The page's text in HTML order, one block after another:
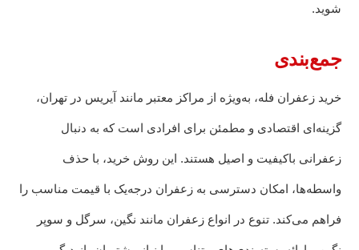
شوید.
جمع‌بندی
خرید زعفران فله، به‌ویژه از مراکز معتبر مانند آیریس در تهران،
گزینه‌ای اقتصادی و مطمئن برای افرادی است که به دنبال
زعفرانی باکیفیت و اصیل هستند. این روش خرید، با حذف
واسطه‌ها، امکان دسترسی به زعفران درجه‌یک با قیمت مناسب را
فراهم می‌کند. تنوع در انواع زعفران مانند نگین، سرگل و سوپر